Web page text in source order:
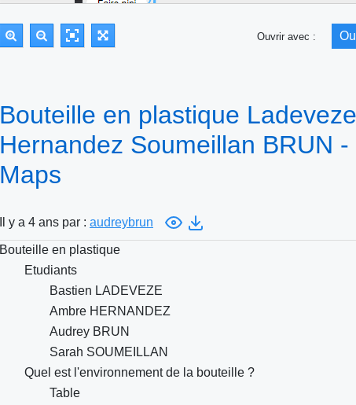
Ouvrir avec :
Bouteille en plastique Ladeveze
Hernandez Soumeillan BRUN -
Maps
Il y a 4 ans par : audreybrun
Bouteille en plastique
Etudiants
Bastien LADEVEZE
Ambre HERNANDEZ
Audrey BRUN
Sarah SOUMEILLAN
Quel est l'environnement de la bouteille ?
Table